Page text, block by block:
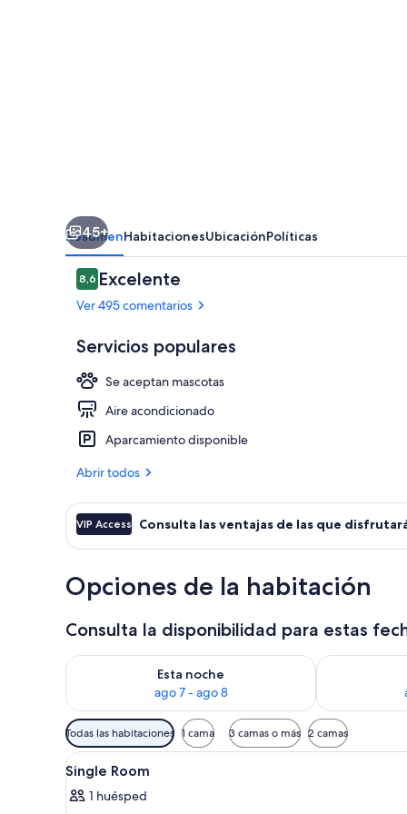
45+
ResumenHabitacionesUbicaciónPolíticas
Comentarios
8,68,6 de 10
Excelente
Ver 495 comentarios
Servicios populares
Se aceptan mascotas
Aire acondicionado
Aparcamiento disponible
Abrir todos
VIP Access Consulta las ventajas de las que
Opciones de la habitación
Consulta la disponibilidad para estas
Esta noche
ago 7 - ago 8
Consulta la disponibilidad para esta noche, ago 7 -
Consulta la
Filtros
disponibles
para
habitaciones
Todas las habitaciones 1 cama 3 camas o más 2 camas
Abrir
todas
las
Ducha, cabezal de ducha tipo
3
Single Room
1 huésped